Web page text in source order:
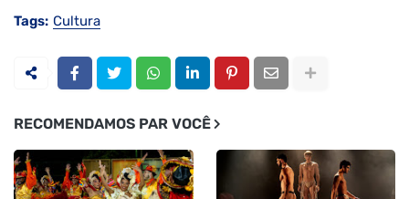
Tags: Cultura
RECOMENDAMOS PAR VOCÊ